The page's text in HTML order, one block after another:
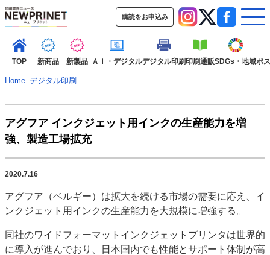
購読をお申込み
TOP 新商品 新製品 ＡＩ・デジタルデジタル印刷印刷通販SDGs・地域ポ
TOP
新着記事
インタビュー
コレクション
SDGs・地域
ポストプレス ビジネス イベント 信用情報
特集記事カテゴリー一覧
Home–デジタル印刷
アグフア インクジェット用インクの生産能力を増
強、製造工場拡充
2020.7.16
アグフア（ベルギー）は拡大を続ける市場の需要に応え、イ
ンクジェット用インクの生産能力を大規模に増強する。
同社のワイドフォーマットインクジェットプリンタは世界的
に導入が進んでおり、日本国内でも性能とサポート体制が高